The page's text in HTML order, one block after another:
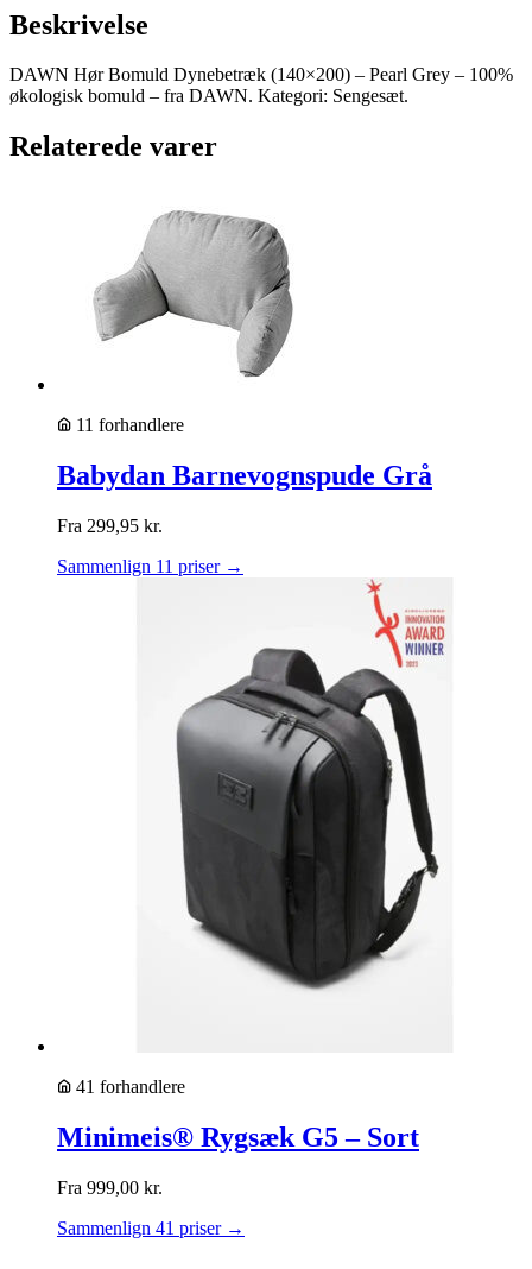
Beskrivelse
DAWN Hør Bomuld Dynebetræk (140×200) – Pearl Grey – 100%
økologisk bomuld – fra DAWN. Kategori: Sengesæt.
Relaterede varer
11 forhandlere
Babydan Barnevognspude Grå
Fra 299,95 kr.
Sammenlign 11 priser →
41 forhandlere
Minimeis® Rygsæk G5 – Sort
Fra 999,00 kr.
Sammenlign 41 priser →